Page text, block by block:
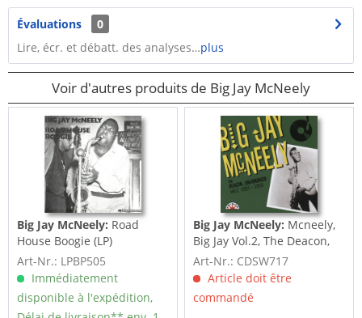
Évaluations
0
Lire, écr. et débatt. des analyses…plus
Voir d'autres produits de Big Jay McNeely
Big Jay McNeely: Road
House Boogie (LP)
Art-Nr.: LPBP505
Immédiatement
disponible à l'expédition,
Big Jay McNeely: Mcneely,
Big Jay Vol.2, The Deacon,
Unabridged...
Art-Nr.: CDSW717
Article doit être
commandé